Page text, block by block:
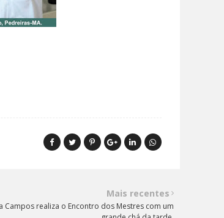
Mais recentes
Campos realiza o Encontro dos Mestres com um